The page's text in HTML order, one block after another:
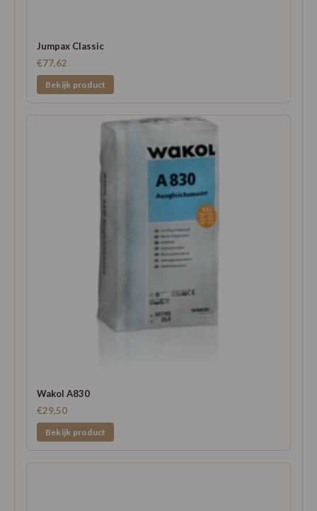
Jumpax Classic
€77,62
Bekijk product
Wakol A830
€29,50
Bekijk product